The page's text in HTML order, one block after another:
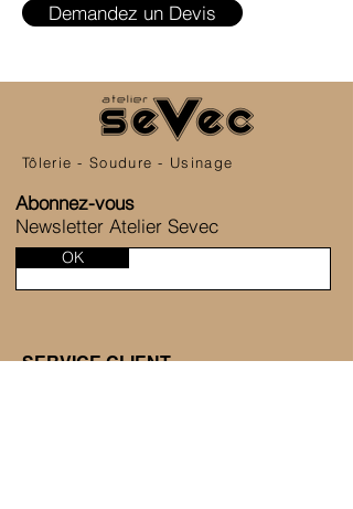
Demandez un Devis
Tôlerie - Soudure - Usinage
Abonnez-vous
Newsletter Atelier Sevec
OK
SERVICE CLIENT